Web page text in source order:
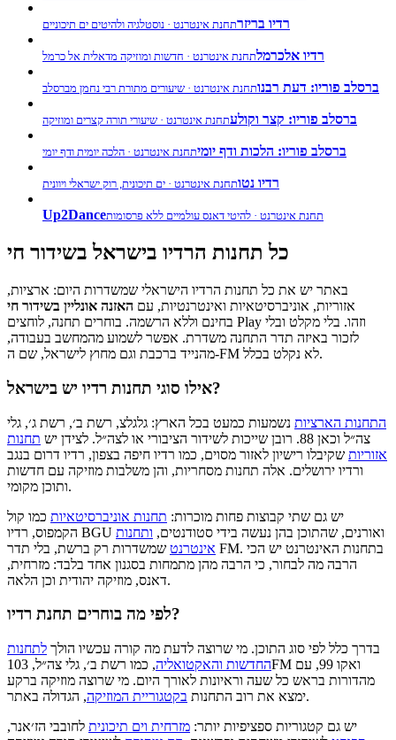
רדיו בריזרתחנת אינטרנט · נוסטלגיה ולהיטים ים תיכוניים
רדיו אלכרמלתחנת אינטרנט · חדשות ומוזיקה מדאלית אל כרמל
ברסלב פוריו: דעת רבנותחנת אינטרנט · שיעורים מתורת רבי נחמן מברסלב
ברסלב פוריו: קצר וקולעתחנת אינטרנט · שיעורי תורה קצרים ומוזיקה
ברסלב פוריו: הלכות ודף יומיתחנת אינטרנט · הלכה יומית ודף יומי
רדיו נטותחנת אינטרנט · ים תיכונית, רוק ישראלי ויוונית
Up2Danceתחנת אינטרנט · להיטי דאנס עולמיים ללא פרסומות
כל תחנות הרדיו בישראל בשידור חי
באתר יש את כל תחנות הרדיו הישראלי שמשדרות היום: ארציות,
אזוריות, אוניברסיטאיות ואינטרנטיות, עם האזנה אונליין בשידור חי
בחינם וללא הרשמה. בוחרים תחנה, לוחצים Play וזהו. בלי מקלט ובלי
לזכור באיזה תדר התחנה משדרת. אפשר לשמוע מהמחשב בעבודה,
מהנייד ברכבת וגם מחוץ לישראל, שם ה-FM לא נקלט בכלל.
אילו סוגי תחנות רדיו יש בישראל?
התחנות הארציות נשמעות כמעט בכל הארץ: גלגלצ, רשת ב׳, רשת ג׳, גלי
צה״ל וכאן 88. רובן שייכות לשידור הציבורי או לצה״ל. לצידן יש
תחנות
אזוריות שקיבלו רישיון לאזור מסוים, כמו רדיו חיפה בצפון, רדיו דרום בנגב
ורדיו ירושלים. אלה תחנות מסחריות, והן משלבות מוזיקה עם חדשות
ותוכן מקומי.
יש גם שתי קבוצות פחות מוכרות: תחנות אוניברסיטאיות כמו קול
הקמפוס, רדיו BGU ואורנים, שהתוכן בהן נעשה בידי סטודנטים, ותחנות
אינטרנט שמשדרות רק ברשת, בלי תדר FM. בתחנות האינטרנט יש הכי
הרבה מה לבחור, כי הרבה מהן מתמחות בסגנון אחד בלבד: מזרחית,
דאנס, מוזיקה יהודית וכן הלאה.
לפי מה בוחרים תחנת רדיו?
בדרך כלל לפי סוג התוכן. מי שרוצה לדעת מה קורה עכשיו הולך לתחנות
החדשות והאקטואליה
, כמו רשת ב׳, גלי צה״ל, 103FM ואקו 99, עם
מהדורות בראש כל שעה וראיונות לאורך היום. מי שרוצה מוזיקה ברקע
ימצא את רוב התחנות בקטגוריית המוזיקה
, הגדולה באתר.
יש גם קטגוריות ספציפיות יותר: מזרחית וים תיכונית לחובבי הז׳אנר,